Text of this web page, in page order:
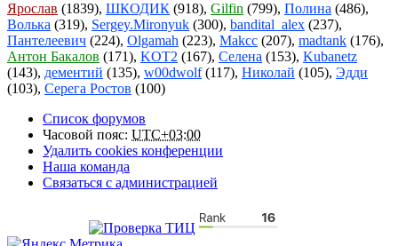
Ярослав (1839), ШКОДИК (918), Gilfin (799), Полина (486),
Волька (319), Sergey.Mironyuk (300), bandital_alex (237),
Пантелеевич (224), Olgamah (223), Makcc (207), madtank (176),
Антон Бакалов (171), KOT2 (167), Селена (153), Kubanetz
(143), дементий (135), w00dwolf(117), Николай (105), Эдди
(103), Серега Ростов (100)
Список форумов
Часовой пояс: UTC+03:00
Удалить cookies конференции
Наша команда
Связаться с администрацией